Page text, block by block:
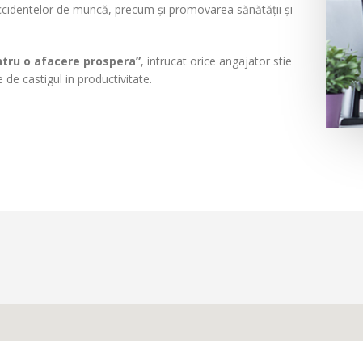
de muncă, precum și promovarea sănătății și
o afacere prospera”, intrucat orice angajator stie
castigul in productivitate.